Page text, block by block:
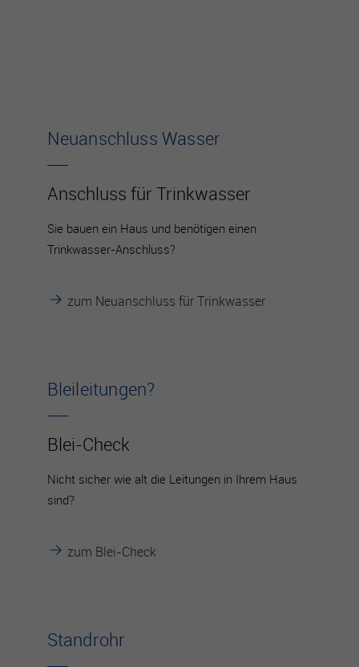
Neuanschluss Wasser
Anschluss für Trinkwasser
Sie bauen ein Haus und benötigen einen
Trinkwasser-Anschluss?
zum Neuanschluss für Trinkwasser
Bleileitungen?
Blei-Check
Nicht sicher wie alt die Leitungen in Ihrem Haus
sind?
zum Blei-Check
Standrohr